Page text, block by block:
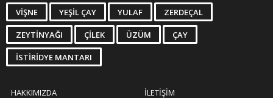
VIŞNE YEŞIL ÇAY YULAF ZERDEÇAL
ZEYTINYAĞI ÇILEK ÜZÜM ÇAY
İSTIRIDYE MANTARI
HAKKIMIZDA İLETIŞIM